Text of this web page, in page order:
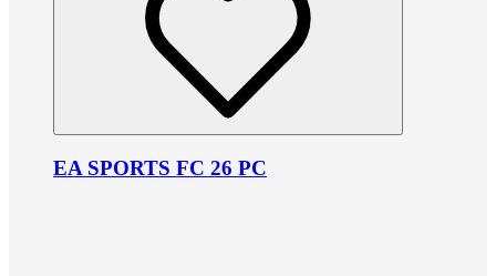
EA SPORTS FC 26 PC